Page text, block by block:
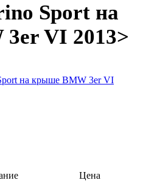
Sport на
VI 2013>
Цена